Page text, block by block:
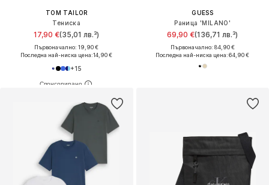
TOM TAILOR
Тениска
17,90 €(35,01 лв.³)
Първоначално: 19,90 €
Последна най-ниска цена:14,90 €
+15
GUESS
Раница 'MILANO'
69,90 €(136,71 лв.³)
Първоначално: 84,90 €
Последна най-ниска цена:64,90 €